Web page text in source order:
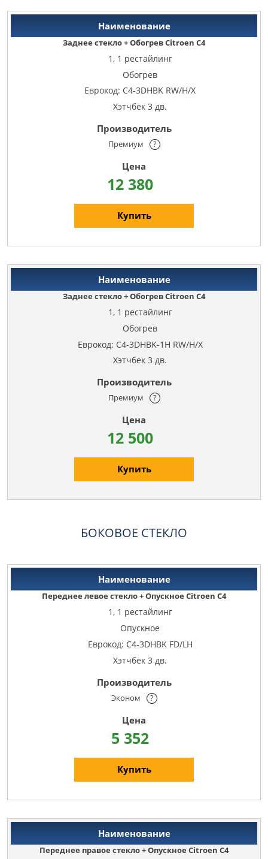
Заднее стекло + Обогрев Citroen C4
1, 1 рестайлинг
Обогрев
Еврокод: C4-3DHBK RW/H/X
Хэтчбек 3 дв.
Премиум ?
12 380
Купить
Заднее стекло + Обогрев Citroen C4
1, 1 рестайлинг
Обогрев
Еврокод: C4-3DHBK-1H RW/H/X
Хэтчбек 3 дв.
Премиум ?
12 500
Купить
БОКОВОЕ СТЕКЛО
Переднее левое стекло + Опускное Citroen C4
1, 1 рестайлинг
Опускное
Еврокод: C4-3DHBK FD/LH
Хэтчбек 3 дв.
Эконом ?
5 352
Купить
Переднее правое стекло + Опускное Citroen C4